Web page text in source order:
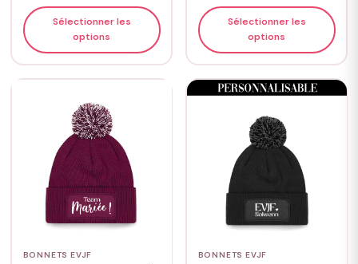
Sélectionner les
options
Sélectionner les
options
BONNETS EVJF BONNETS EVJF